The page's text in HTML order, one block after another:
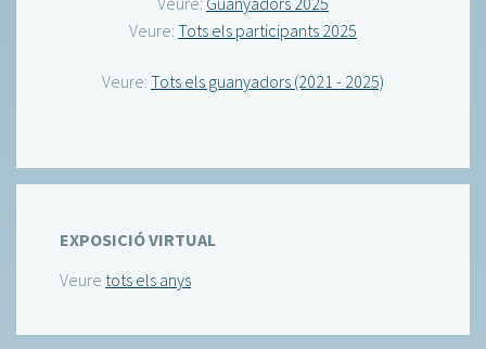
Veure: Tots els participants 2025
Veure: Tots els guanyadors (2021 - 2025)
EXPOSICIÓ VIRTUAL
Veure tots els anys